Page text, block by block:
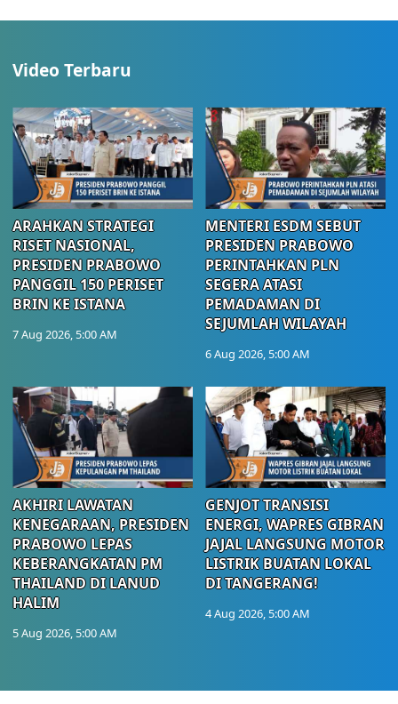
Video Terbaru
ARAHKAN STRATEGI
RISET NASIONAL,
PRESIDEN PRABOWO
PANGGIL 150 PERISET
BRIN KE ISTANA
7 Aug 2026, 5:00 AM
MENTERI ESDM SEBUT
PRESIDEN PRABOWO
PERINTAHKAN PLN
SEGERA ATASI
PEMADAMAN DI
SEJUMLAH WILAYAH
6 Aug 2026, 5:00 AM
AKHIRI LAWATAN
KENEGARAAN, PRESIDEN
PRABOWO LEPAS
KEBERANGKATAN PM
THAILAND DI LANUD
HALIM
5 Aug 2026, 5:00 AM
GENJOT TRANSISI
ENERGI, WAPRES GIBRAN
JAJAL LANGSUNG MOTOR
LISTRIK BUATAN LOKAL
DI TANGERANG!
4 Aug 2026, 5:00 AM